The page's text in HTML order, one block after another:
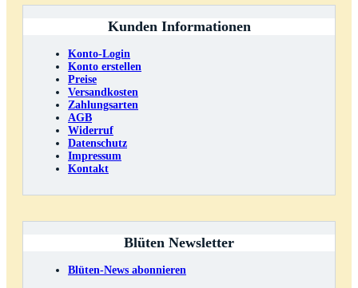
Kunden Informationen
Konto-Login
Konto erstellen
Preise
Versandkosten
Zahlungsarten
AGB
Widerruf
Datenschutz
Impressum
Kontakt
Blüten Newsletter
Blüten-News abonnieren